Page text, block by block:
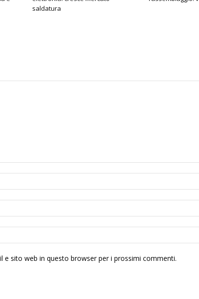
saldatura
e sito web in questo browser per i prossimi commenti.